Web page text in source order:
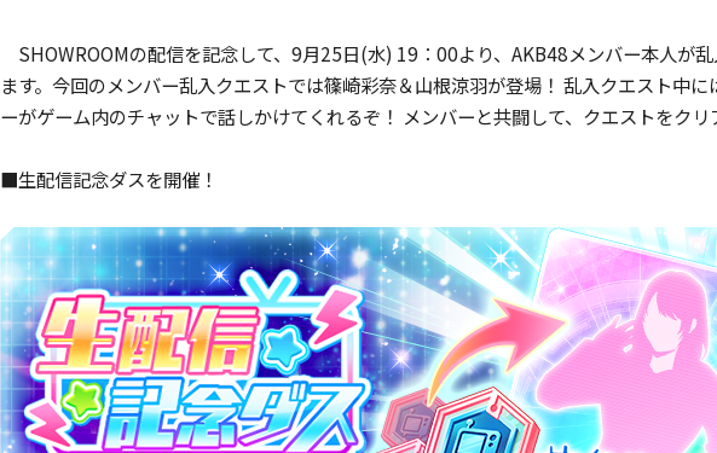
SHOWROOMの配信を記念して、9月25日(水) 19：00より、AKB48メンバー本人が
ます。今回のメンバー乱入クエストでは篠崎彩奈＆山根涼羽が登場！ 乱入クエスト中
ーがゲーム内のチャットで話しかけてくれるぞ！ メンバーと共闘して、クエストをクリ
■生配信記念ダスを開催！